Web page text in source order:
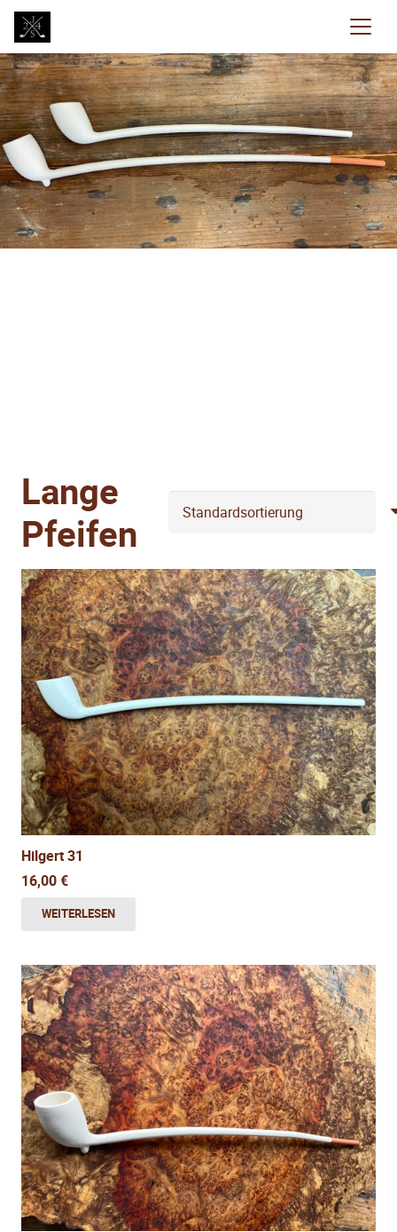
Lange
Pfeifen
Hilgert 31
16,00€
WEITERLESEN